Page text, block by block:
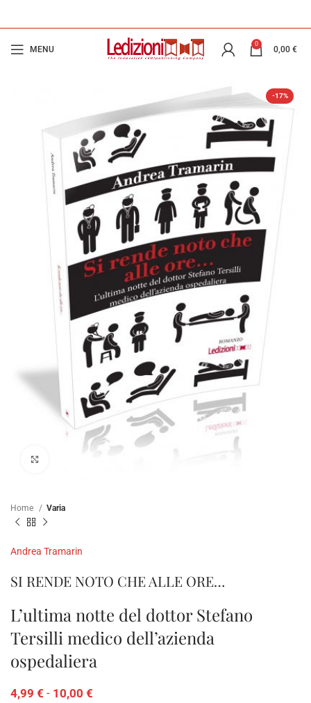
MENU
0
0,00 €
-17%
Home Varia
Andrea Tramarin
SI RENDE NOTO CHE ALLE ORE…
L’ultima notte del dottor Stefano
Tersilli medico dell’azienda
ospedaliera
4,99 € - 10,00 €